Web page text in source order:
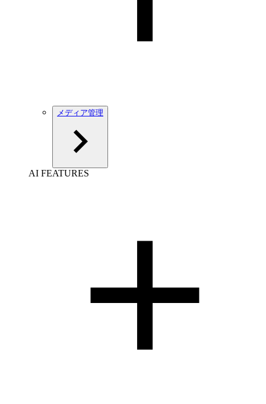
メディア管理
AI FEATURES